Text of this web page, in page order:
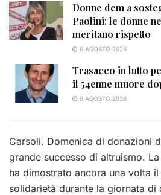
Donne dem a
Paolini: le donne
meritano rispetto
6 AGOSTO 2026
Trasacco in lutto
il 54enne muore
6 AGOSTO 2026
Carsoli. Domenica di donazioni
grande successo di altruismo.
ha dimostrato ancora una volta
solidarietà durante la giornata di